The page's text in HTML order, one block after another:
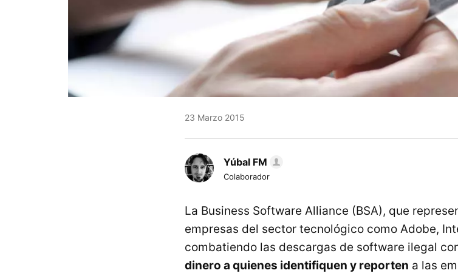
23 Marzo 2015
Yúbal FM
Colaborador
La Business Software Alliance (BSA), que
empresas del sector tecnológico como Adobe,
combatiendo las descargas de software ilegal
dinero a quienes identifiquen y reporten a las